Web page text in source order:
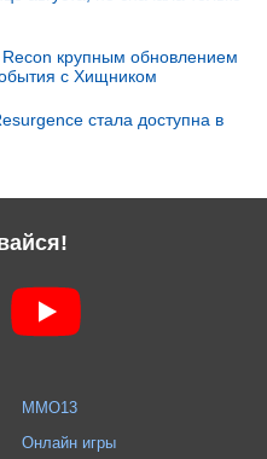
крупным обновлением
с Хищником
стала доступна в
MMO13
Онлайн игры